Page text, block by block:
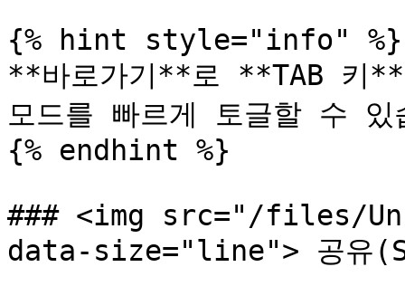
{% hint style="info" %}
**바로가기**로 **TAB 키
모드를 빠르게 토글할 수 있
{% endhint %}
### <img src="/files/
data-size="line"> 공유